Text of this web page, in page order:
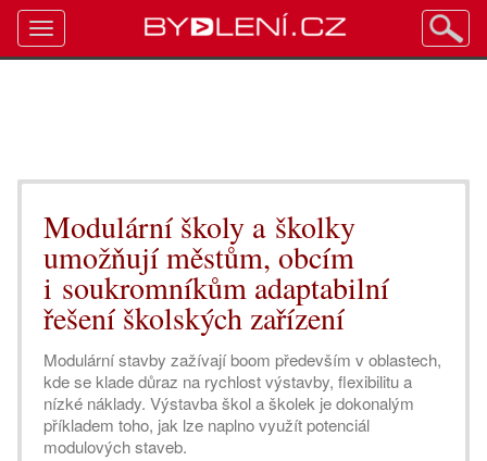
Modulární školy a školky
umožňují městům, obcím
i soukromníkům adaptabilní
řešení školských zařízení
Modulární stavby zažívají boom především v oblastech,
kde se klade důraz na rychlost výstavby, flexibilitu a
nízké náklady. Výstavba škol a školek je dokonalým
příkladem toho, jak lze naplno využít potenciál
modulových staveb.
Toggle
navigation